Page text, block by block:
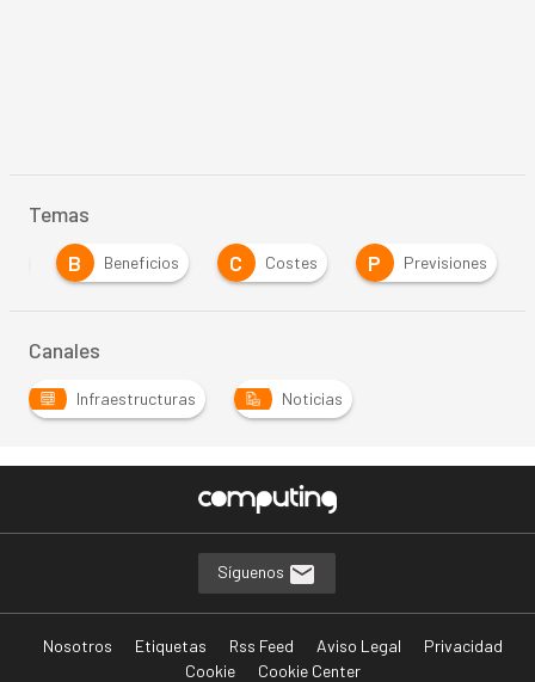
Temas
B Beneficios C Costes P Previsiones
Canales
Infraestructuras Noticias
Síguenos
Nosotros Etiquetas Rss Feed Aviso Legal
Privacidad
Cookie
Cookie Center